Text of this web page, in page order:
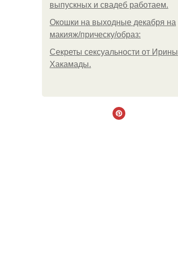
выпускных и свадеб работаем.
Окошки на выходные декабря на
макияж/прическу/образ:
Секреты сексуальности от Ирины
Хакамады.